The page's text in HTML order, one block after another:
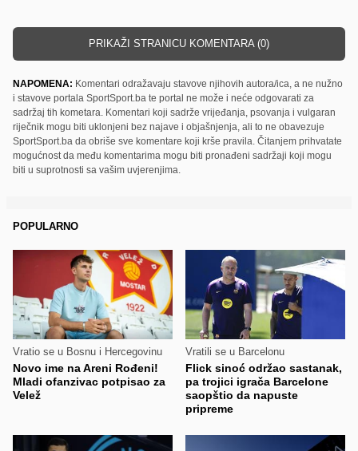
PRIKAŽI STRANICU KOMENTARA (0)
NAPOMENA: Komentari odražavaju stavove njihovih autora/ica, a ne nužno
i stavove portala SportSport.ba te portal ne može i neće odgovarati za
sadržaj tih kometara. Komentari koji sadrže vrijeđanja, psovanja i vulgaran
riječnik mogu biti uklonjeni bez najave i objašnjenja, ali to ne obavezuje
SportSport.ba da obriše sve komentare koji krše pravila. Čitanjem prihvatate
mogućnost da među komentarima mogu biti pronađeni sadržaji koji mogu
biti u suprotnosti sa vašim uvjerenjima.
POPULARNO
Vratio se u Bosnu i Hercegovinu
Novo ime na Areni Rođeni!
Mladi ofanzivac potpisao za
Velež
Vratili se u Barcelonu
Flick sinoć održao sastanak,
pa trojici igrača Barcelone
saopštio da napuste
pripreme